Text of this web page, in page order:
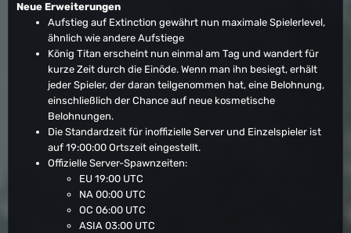
Neue Erweiterungen
Aufstieg auf Extinction gewährt nun maximale Spielerlevel,
ähnlich wie andere Aufstiege
König Titan erscheint nun einmal am Tag und wandert für
kurze Zeit durch die Einöde. Wenn man ihn besiegt, erhält
jeder Spieler, der daran teilgenommen hat, eine Belohnung,
einschließlich der Chance auf neue kosmetische
Belohnungen.
Die Standardzeit für inoffizielle Server und Einzelspieler ist
auf 19:00:00 Ortszeit eingestellt.
Offizielle Server-Spawnzeiten:
EU 19:00 UTC
NA 00:00 UTC
OC 06:00 UTC
ASIA 03:00 UTC